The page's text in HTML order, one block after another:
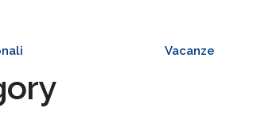
Vacanze